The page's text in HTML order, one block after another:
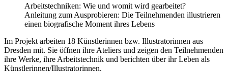
Arbeitstechniken: Wie und womit wird gearbeitet?
Anleitung zum Ausprobieren: Die Teilnehmenden illustrieren
einen biografische Moment ihres Lebens
Im Projekt arbeiten 18 Künstlerinnen bzw. Illustratorinnen aus
Dresden mit. Sie öffnen ihre Ateliers und zeigen den Teilnehmenden
ihre Werke, ihre Arbeitstechnik und berichten über ihr Leben als
Künstlerinnen/Illustratorinnen.